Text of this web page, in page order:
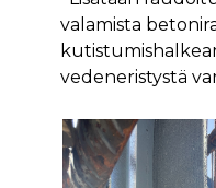
valamista
vedeneristystä